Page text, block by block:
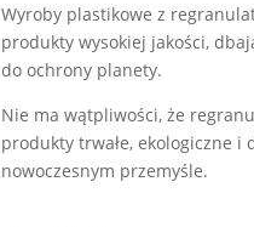
Wyroby plastikowe z
produkty wysokiej jakości,
do ochrony planety.
Nie ma wątpliwości, że
produkty trwałe, ekologiczne
nowoczesnym przemyśle.